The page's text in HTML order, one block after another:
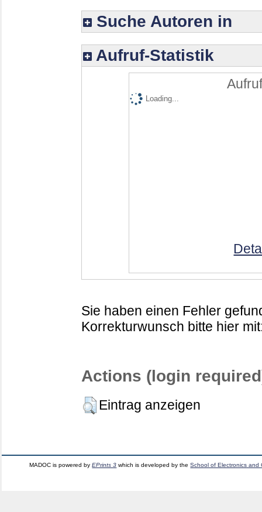
Suche Autoren in
Aufruf-Statistik
Loading...
Sie haben einen Fehler
Korrekturwunsch bitte hier
Actions (login
Eintrag anzeigen
MADOC is powered byEPrints 3 which is developed by theSchool of Electronics and